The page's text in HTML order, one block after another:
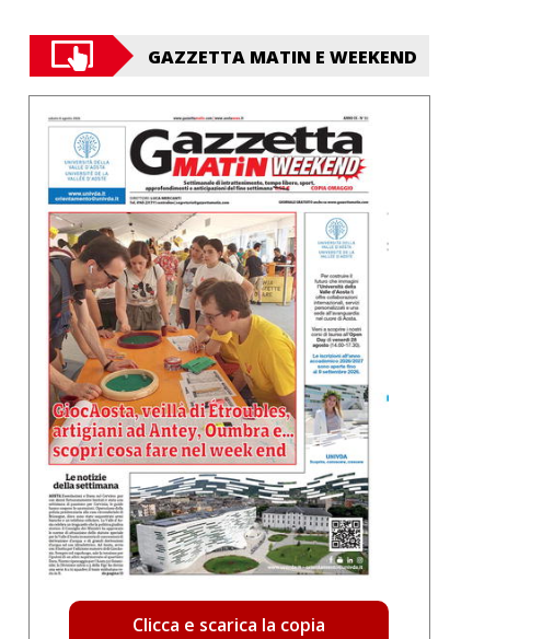
GAZZETTA MATIN E WEEKEND
Clicca e scarica la copia